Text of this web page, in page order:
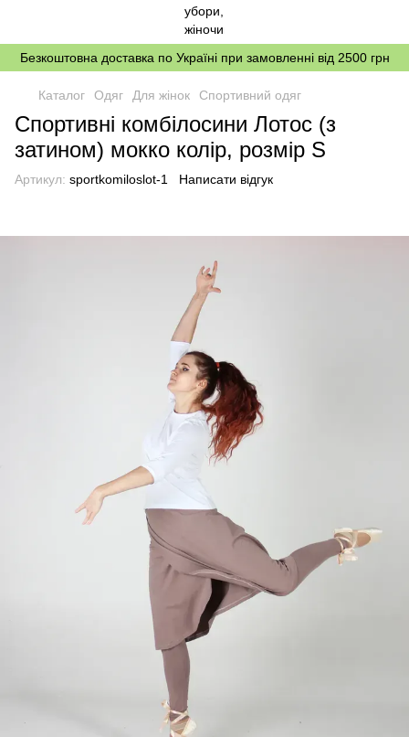
Безкоштовна доставка по Україні при замовленні від 2500 грн
Каталог Одяг Для жінок Спортивний одяг
Спортивні комбілосини Лотос (з
затином) мокко колір, розмір S
Артикул: sportkomiloslot-1 Написати відгук